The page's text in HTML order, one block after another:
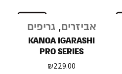
אביזרים, גריפים
KANOA IGARASHI
PRO SERIES
₪229.00